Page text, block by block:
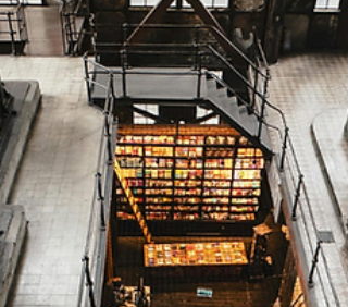
terreno, studi di fattibilità, richieste di
permessi o preventivi non vincolanti non
configurano automaticamente l’avvio
dell’investimento. Il punto decisivo è
verificare se l’impresa ha già assunto
impegni giuridicamente vincolanti o
irreversibili, come ordini firmati, contratti
sottoscritti, caparre o penali.